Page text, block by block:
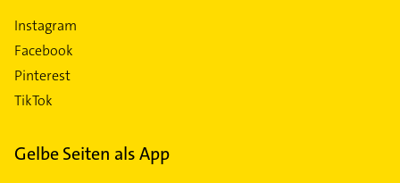
Instagram
Facebook
Pinterest
TikTok
Gelbe Seiten als App